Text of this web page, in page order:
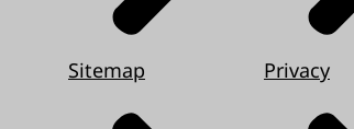
Sitemap Privacy